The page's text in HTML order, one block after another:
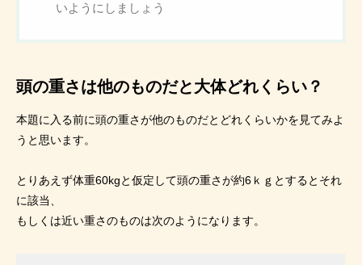
いようにしましょう
頭の重さは他のものだと大体どれくらい？
本題に入る前に頭の重さが他のものだとどれくらいかを見てみよ
うと思います。
とりあえず体重60kgと仮定して頭の重さが約6ｋｇとするとそれ
に該当、
もしくは近い重さのものは次のようになります。